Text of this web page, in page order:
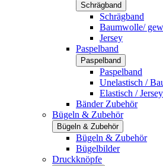
Schrägband
Schrägband
Baumwolle/
Jersey
Paspelband
Paspelband
Paspelband
Unelastisch /
Elastisch / Jersey
Bänder Zubehör
Bügeln & Zubehör
Bügeln & Zubehör
Bügeln & Zubehör
Bügelbilder
Druckknöpfe